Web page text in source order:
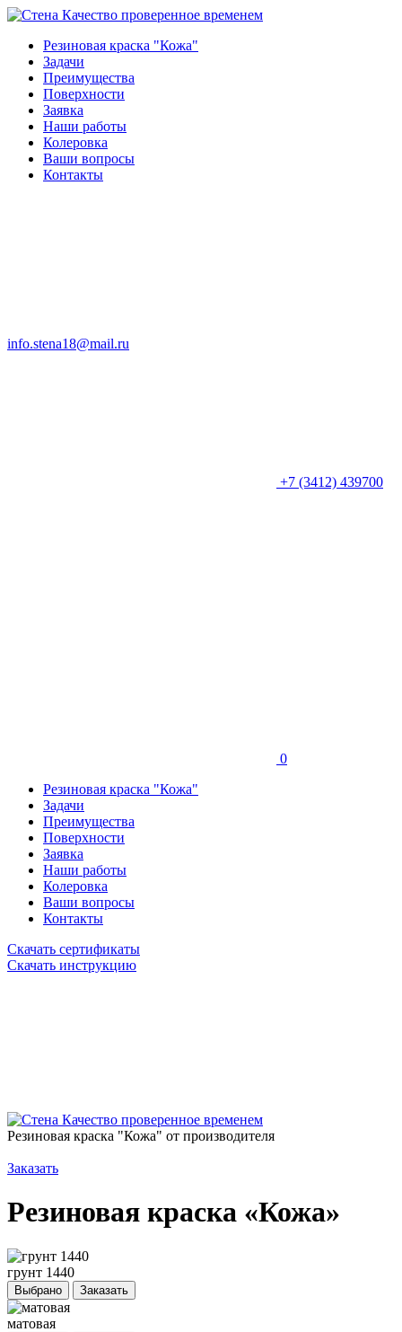
Качество проверенное временем
Резиновая краска "Кожа"
Задачи
Преимущества
Поверхности
Заявка
Наши работы
Колеровка
Ваши вопросы
Контакты
info.stena18@mail.ru
+7 (3412) 439700
0
Резиновая краска "Кожа"
Задачи
Преимущества
Поверхности
Заявка
Наши работы
Колеровка
Ваши вопросы
Контакты
Скачать сертификаты
Скачать инструкцию
Качество проверенное временем
Резиновая краска "Кожа" от производителя
Заказать
Резиновая краска «Кожа»
грунт 1440
Выбрано Заказать
матовая